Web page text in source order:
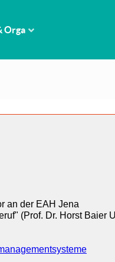
Orga
an der EAH Jena
(Prof. Dr. Horst Baier